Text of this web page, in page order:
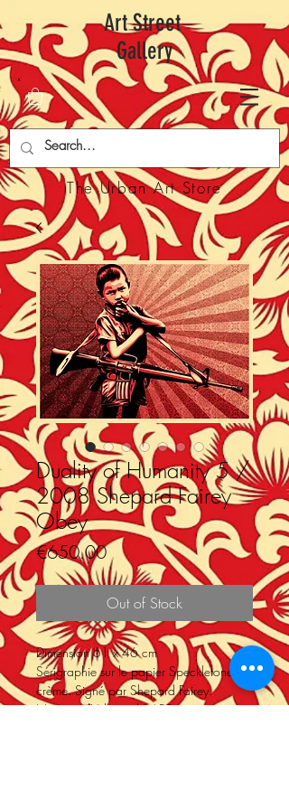
Art Street
Gallery
The Urban Art Store
Duality of Humanity 5 /
2008 Shepard Fairey
Obey
€650.00Price
Out of Stock
Dimension 61 x 46 cm
Sérigraphie sur le papier Speckletone
crème. Signé par Shepard Fairey.
Numéro d'édition de 450.